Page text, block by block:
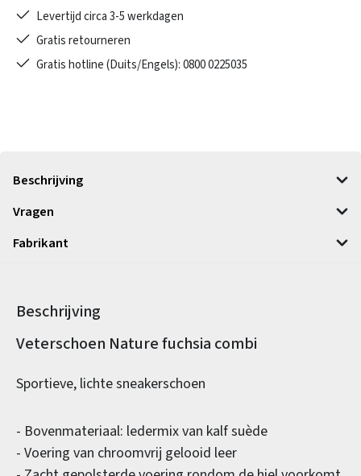
Levertijd circa 3-5 werkdagen
Gratis retourneren
Gratis hotline (Duits/Engels): 0800 0225035
Beschrijving
Vragen
Fabrikant
Beschrijving
Productinformatie
Veterschoen Nature fuchsia combi
Sportieve, lichte sneakerschoen
- Bovenmateriaal: ledermix van kalf suède
- Voering van chroomvrij gelooid leer